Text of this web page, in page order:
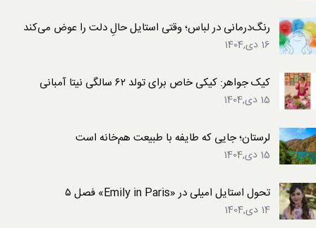
رنگ‌درمانی در لباس؛ وقتی استایل حالِ دلت را عوض می‌کند
16 دی,1404
کیک جواهر: کیکی خاص برای تولد ۶۲ سالگی نیتا آمبانی
15 دی,1404
لرستان؛ جایی که طایفه با طبیعت هم‌خانه است
15 دی,1404
تحول استایل امیلی در «Emily in Paris» فصل ۵
14 دی,1404